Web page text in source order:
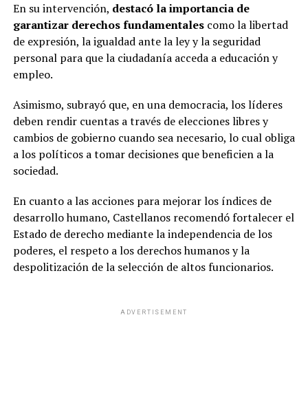
En su intervención, destacó la importancia de
garantizar derechos fundamentalescomo la libertad
de expresión, la igualdad ante la ley y la seguridad
personal para que la ciudadanía acceda a educación y
empleo.
Asimismo, subrayó que, en una democracia, los líderes
deben rendir cuentas a través de elecciones libres y
cambios de gobierno cuando sea necesario, lo cual obliga
a los políticos a tomar decisiones que beneficien a la
sociedad.
En cuanto a las acciones para mejorar los índices de
desarrollo humano, Castellanos recomendó fortalecer el
Estado de derecho mediante la independencia de los
poderes, el respeto a los derechos humanos y la
despolitización de la selección de altos funcionarios.
ADVERTISEMENT